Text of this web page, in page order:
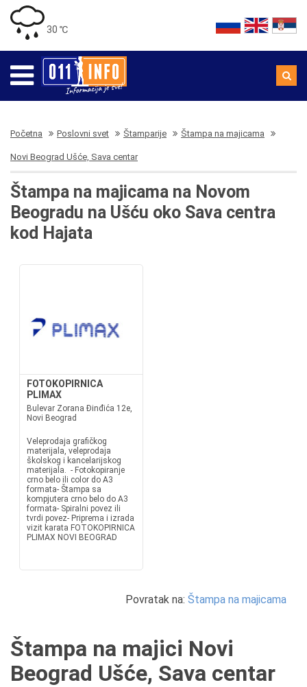
30 ℃
Početna Poslovni svet Štamparije Štampa na majicama
Novi Beograd Ušće, Sava centar
Štampa na majicama na Novom
Beogradu na Ušću oko Sava centra
kod Hajata
FOTOKOPIRNICA
PLIMAX
Bulevar Zorana Đinđića 12e,
Novi Beograd
Veleprodaja grafičkog
materijala, veleprodaja
školskog i kancelarijskog
materijala. - Fotokopiranje
crno belo ili color do A3
formata- Štampa sa
kompjutera crno belo do A3
formata- Spiralni povez ili
tvrdi povez- Priprema i izrada
vizit karata FOTOKOPIRNICA
PLIMAX NOVI BEOGRAD
Povratak na: Štampa na majicama
Štampa na majici Novi
Beograd Ušće, Sava centar